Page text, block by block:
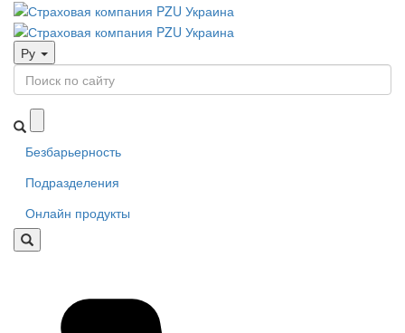
Ру
Безбарьерность
Подразделения
Онлайн продукты